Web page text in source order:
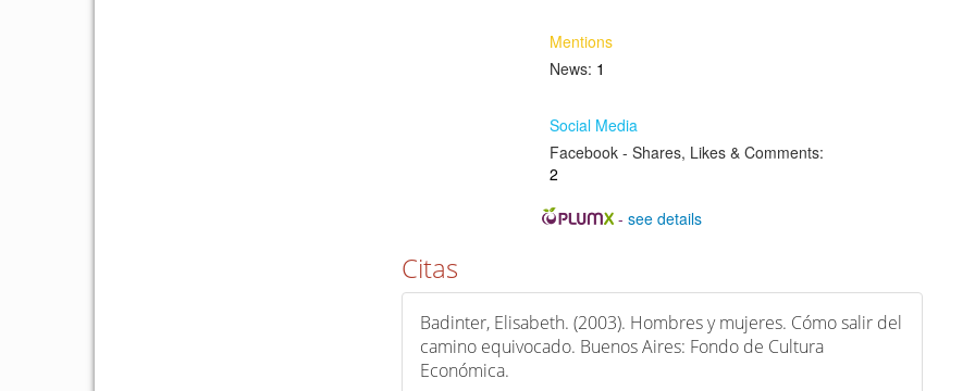
Mentions
News: 1
Social Media
Facebook - Shares, Likes & Comments:
2
-see details
Citas
Badinter, Elisabeth. (2003). Hombres y mujeres. Cómo salir del
camino equivocado. Buenos Aires: Fondo de Cultura
Económica.